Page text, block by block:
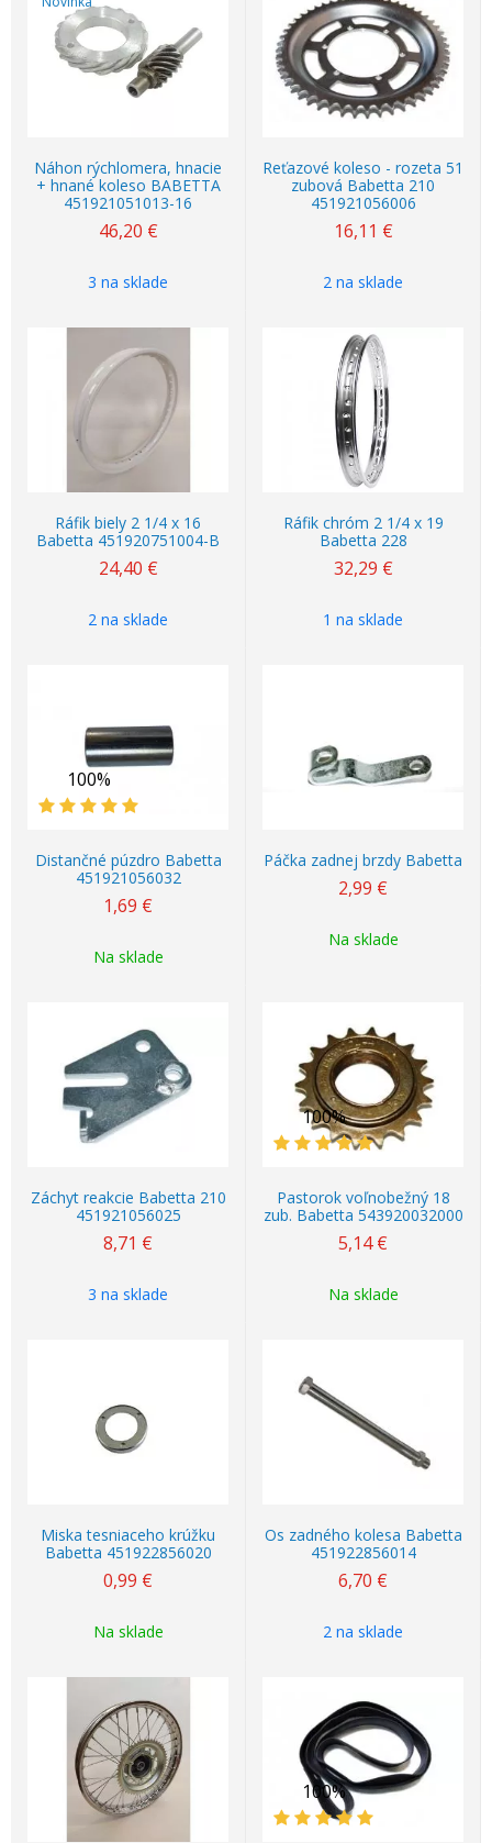
Náhon rýchlomera, hnacie
+ hnané koleso BABETTA
451921051013-16
46,20 €
3 na sklade
Reťazové koleso - rozeta 51
zubová Babetta 210
451921056006
16,11 €
2 na sklade
Ráfik biely 2 1/4 x 16
Babetta 451920751004-B
24,40 €
2 na sklade
Ráfik chróm 2 1/4 x 19
Babetta 228
32,29 €
1 na sklade
100%
Distančné púzdro Babetta
451921056032
1,69 €
Na sklade
Páčka zadnej brzdy Babetta
2,99 €
Na sklade
Záchyt reakcie Babetta 210
451921056025
8,71 €
3 na sklade
100%
Pastorok voľnobežný 18
zub. Babetta 543920032000
5,14 €
Na sklade
Miska tesniaceho krúžku
Babetta 451922856020
0,99 €
Na sklade
Os zadného kolesa Babetta
451922856014
6,70 €
2 na sklade
100%